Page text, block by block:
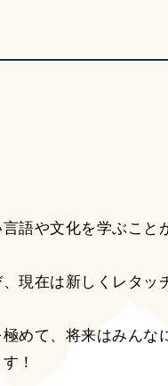
語や文化を学ぶこと
現在は新しくレタッ
めて、将来はみんな
！